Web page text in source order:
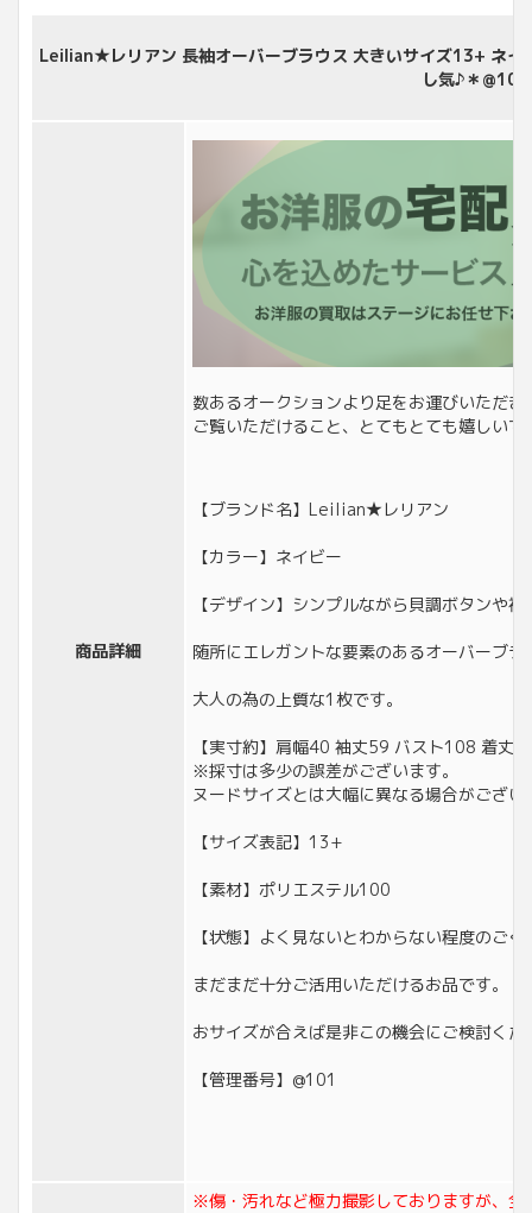
Leilian★レリアン 長袖オーバーブラウス 大きいサイズ13+ ネイ
し気♪＊@101
商品詳細
数あるオークションより足をお運びいただ
ご覧いただけること、とてもとても嬉しいで
【ブランド名】Leilian★レリアン
【カラー】ネイビー
【デザイン】シンプルながら貝調ボタンや
随所にエレガントな要素のあるオーバーブラ
大人の為の上質な1枚です。
【実寸約】肩幅40 袖丈59 バスト108 着丈
※採寸は多少の誤差がございます。
ヌードサイズとは大幅に異なる場合がござ
【サイズ表記】13+
【素材】ポリエステル100
【状態】よく見ないとわからない程度のご
まだまだ十分ご活用いただけるお品です。
おサイズが合えば是非この機会にご検討くだ
【管理番号】@101
※傷・汚れなど極力撮影しておりますが、